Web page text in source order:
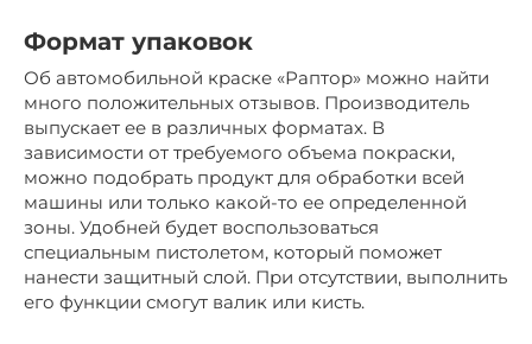
Формат упаковок
Об автомобильной краске «Раптор» можно найти
много положительных отзывов. Производитель
выпускает ее в различных форматах. В
зависимости от требуемого объема покраски,
можно подобрать продукт для обработки всей
машины или только какой-то ее определенной
зоны. Удобней будет воспользоваться
специальным пистолетом, который поможет
нанести защитный слой. При отсутствии, выполнить
его функции смогут валик или кисть.